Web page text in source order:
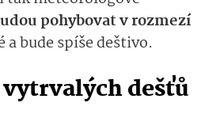
pohybovat v rozmezí
a bude spíše deštivo.
dešťů